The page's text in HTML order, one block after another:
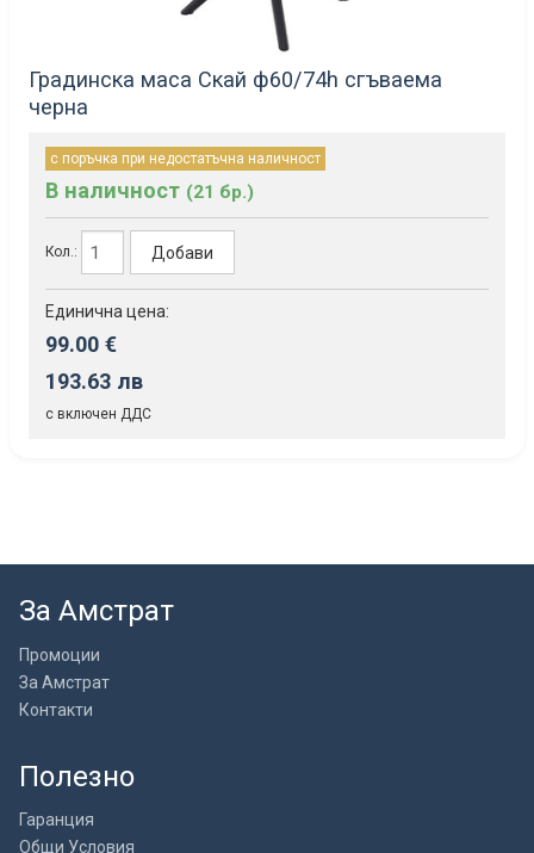
Градинска маса Скай ф60/74h сгъваема
черна
с поръчка при недостатъчна наличност
В наличност (21 бр.)
Кол.: Добави
Единична цена:
99.00 €
193.63 лв
с включен ДДС
За Амстрат
Промоции
За Амстрат
Контакти
Полезно
Гаранция
Общи Условия